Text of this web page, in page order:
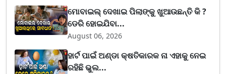
ମୋବାଇଲ୍ ଦେଖାଇ ପିଲାଙ୍କୁ ଖୁଆଉଛନ୍ତି କି ?
ଡେରି ହୋଇଯିବା...
August 06, 2026
ହାର୍ଟ ପାଇଁ ଅଣ୍ଡା କ୍ଷତିକାରକ ନା ଏହାକୁ ନେଇ
ରହିଛି ଭୁଲ...